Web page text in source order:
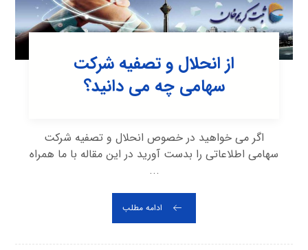
از انحلال و تصفیه شرکت
سهامی چه می دانید؟
اگر می خواهید در خصوص انحلال و تصفیه شرکت
سهامی اطلاعاتی را بدست آورید در این مقاله با ما همراه
...
ادامه مطلب